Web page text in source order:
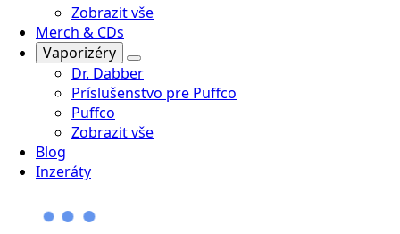
Zobrazit vše
Merch & CDs
Vaporizéry
Dr. Dabber
Príslušenstvo pre Puffco
Puffco
Zobrazit vše
Blog
Inzeráty